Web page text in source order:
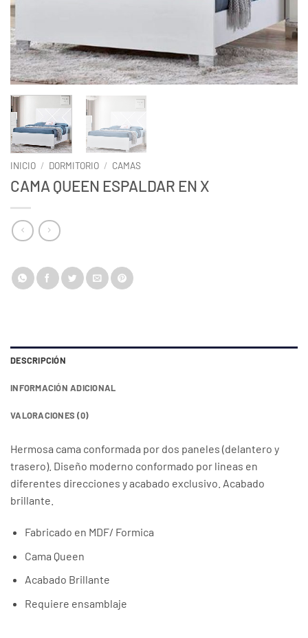
INICIO / DORMITORIO / CAMAS
CAMA QUEEN ESPALDAR EN X
DESCRIPCIÓN
INFORMACIÓN ADICIONAL
VALORACIONES (0)
Hermosa cama conformada por dos paneles (delantero y
trasero). Diseño moderno conformado por lineas en
diferentes direcciones y acabado exclusivo. Acabado
brillante.
Fabricado en MDF/ Formica
Cama Queen
Acabado Brillante
Requiere ensamblaje